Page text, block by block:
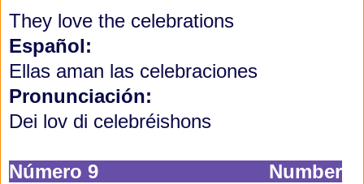
They love the celebrations
Español:
Ellas aman las celebraciones
Pronunciación:
Dei lov di celebréishons
Número 9 Number